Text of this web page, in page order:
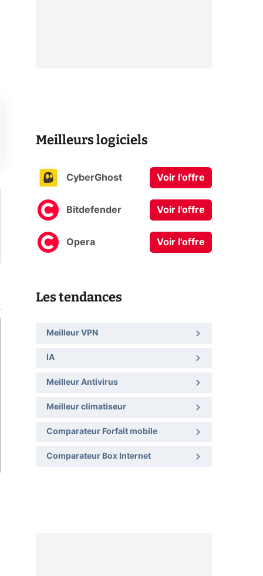
Meilleurs logiciels
CyberGhost Voir l'offre
Bitdefender Voir l'offre
Opera Voir l'offre
Les tendances
Meilleur VPN
IA
Meilleur Antivirus
Meilleur climatiseur
Comparateur Forfait mobile
Comparateur Box Internet